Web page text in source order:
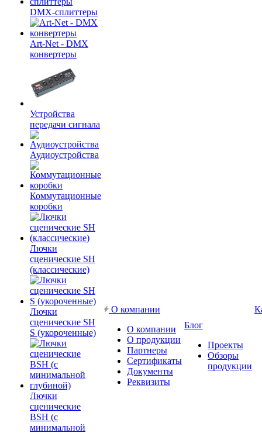
DMX-сплиттеры
Art-Net - DMX
конвертеры
Устройства
передачи сигнала
Аудиоустройства
Коммутационные
коробки
Лючки
сценические SH
(классические)
Лючки
сценические SH
S (укороченные)
Лючки
сценические
BSH (с
минимальной
О компании
О компании
О продукции
Партнеры
Сертификаты
Документы
Реквизиты
Блог
Проекты
Обзоры
продукции